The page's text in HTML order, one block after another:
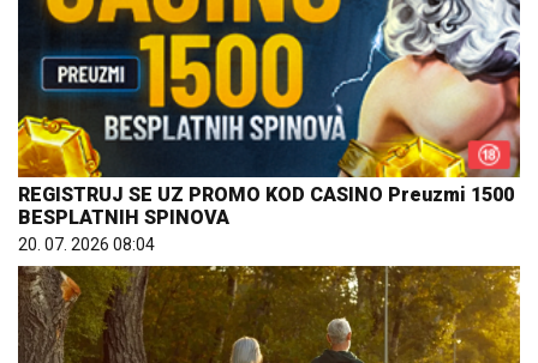
REGISTRUJ SE UZ PROMO KOD CASINO Preuzmi 1500
BESPLATNIH SPINOVA
20. 07. 2026 08:04